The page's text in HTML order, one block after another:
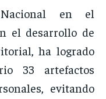
en el
el desarrollo de
ha logrado
33 artefactos
evitando